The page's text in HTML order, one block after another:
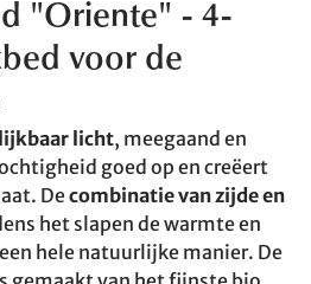
"Oriente" - 4-
voor de
licht, meegaand en
goed op en creëert
Decombinatie van zijde en
het slapen de warmte en
hele natuurlijke manier. De